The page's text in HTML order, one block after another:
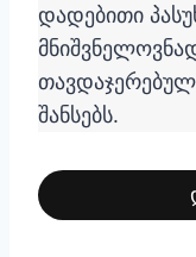
დადებითი
შანსებს.